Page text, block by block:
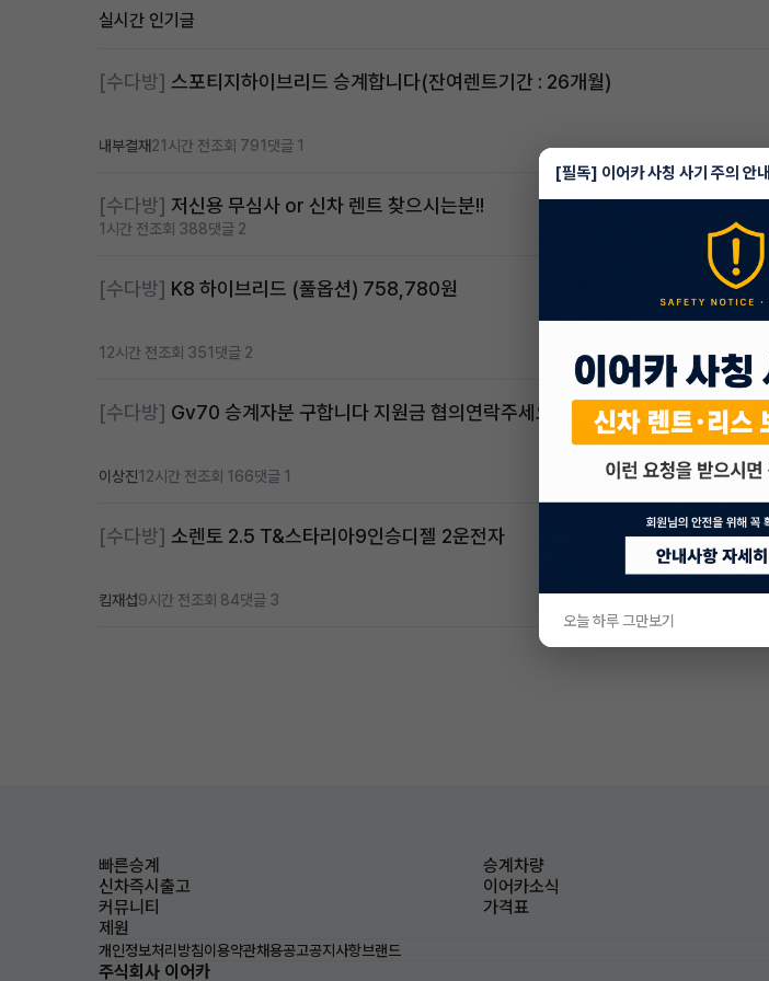
실시간 인기글
[수다방] 스포티지하이브리드 승계합니다(잔여렌트기간 : 26개월)
내부결재21시간 전조회 791 댓글 1
[수다방] 저신용 무심사 or 신차 렌트 찾으시는분!!
1시간 전조회 388댓글 2
[수다방] K8 하이브리드 (풀옵션) 758,780원
12시간 전조회 351 댓글 2
[수다방] Gv70 승계자분 구합니다 지원금 협의연락주세요
이상진12시간 전조회 166댓글 1
[수다방] 소렌토 2.5 T&스타리아9인승디젤 2운전자
킴재섭9시간 전조회 84댓글 3
빠른승계
승계차량
신차즉시출고
이어카소식
커뮤니티
가격표
제원
개인정보처리방침이용약관채용공고공지사항브랜드
주식회사 이어카
[필독] 이어카 사칭 사기 주의 안내
오늘 하루 그만보기